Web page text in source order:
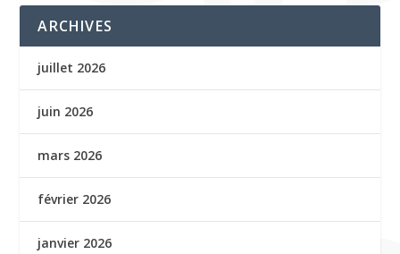
ARCHIVES
juillet 2026
juin 2026
mars 2026
février 2026
janvier 2026